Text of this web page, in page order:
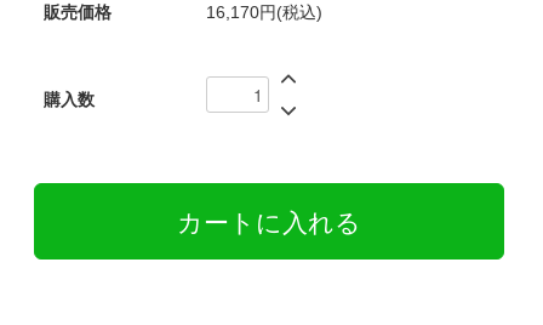
販売価格 16,170円(税込)
購入数